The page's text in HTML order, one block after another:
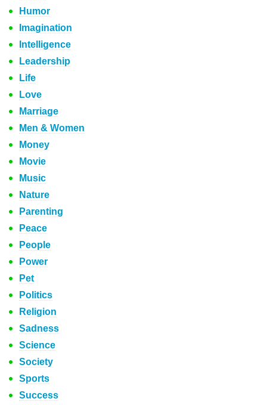
Humor
Imagination
Intelligence
Leadership
Life
Love
Marriage
Men & Women
Money
Movie
Music
Nature
Parenting
Peace
People
Power
Pet
Politics
Religion
Sadness
Science
Society
Sports
Success